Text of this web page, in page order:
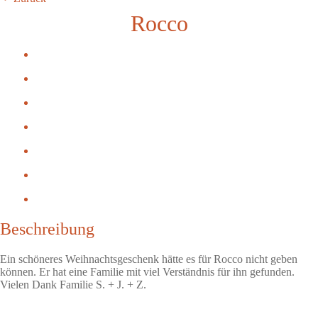
Rocco
Beschreibung
Ein schöneres Weihnachtsgeschenk hätte es für Rocco nicht geben
können. Er hat eine Familie mit viel Verständnis für ihn gefunden.
Vielen Dank Familie S. + J. + Z.